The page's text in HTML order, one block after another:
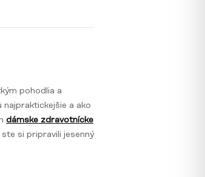
pohodlia a
a ako
dámske zdravotnícke
si pripravili jesenný